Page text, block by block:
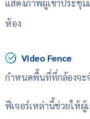
แสดงภาพผู้เข้าประชุ
ห้อง
Video Fence
กำหนดพื้นที่ที่กล้องจะ
ฟีเจอร์เหล่านี้ช่วยให้